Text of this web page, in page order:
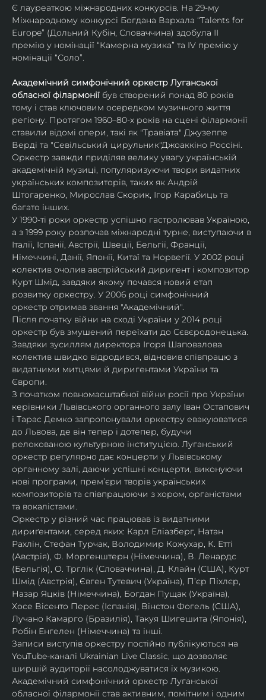
Є лауреаткою міжнародних конкурсів. На 29-му
Міжнародному конкурсі Богдана Вархала “Talents for
Europe” (Дольний Кубін, Словаччина) здобула ІІ
премію у номінації “Камерна музика” та IV премію у
номінації “Соло”.
Академічний симфонічний оркестр Луганської
обласної філармонії був створений понад 80 років
тому і став ключовим осередком музичного життя
регіону. Протягом 1960–80-х років на сцені філармонії
ставили відомі опери, такі як "Травіата" Джузеппе
Верді та "Севільський цирульник"Джоаккіно Россіні.
Оркестр завжди приділяв велику увагу українській
академічній музиці, популяризуючи твори видатних
українських композиторів, таких як Андрій
Штогаренко, Мирослав Скорик, Ігор Карабиць та
багато інших.
У 1990-ті роки оркестр успішно гастролював Україною,
а з 1999 року розпочав міжнародні турне, виступаючи в
Італії, Іспанії, Австрії, Швеції, Бельгії, Франції,
Німеччині, Данії, Японії, Китаї та Норвегії. У 2002 році
колектив очолив австрійський диригент і композитор
Курт Шмід, завдяки якому почався новий етап
розвитку оркестру. У 2006 році симфонічний
оркестр отримав звання "Академічний".
Після початку війни на сході України у 2014 році
оркестр був змушений переїхати до Сєвєродонецька.
Завдяки зусиллям директора Ігоря Шаповалова
колектив швидко відродився, відновив співпрацю з
видатними митцями й диригентами України та
Європи.
З початком повномасштабної війни росії про України
керівники Львівського органного залу Іван Остапович
і Тарас Демко запропонували оркестру евакуюватися
до Львова, де він тепер і дотепер, будучи
релокованою культурною інституцією. Луганський
оркестр регулярно дає концерти у Львівському
органному залі, даючи успішні концерти, виконуючи
нові програми, прем’єри творів українських
композиторів та співпрацюючи з хором, органістами
та вокалістами.
Оркестр у різний час працював із видатними
дириґентами, серед яких: Карл Еліазберг, Натан
Рахлін, Стефан Турчак, Володимир Кожухар, К. Етті
(Австрія), Ф. Моргенштерн (Німеччина), В. Ленардс
(Бельгія), О. Трглік (Словаччина), Д. Клайн (США), Курт
Шмід (Австрія), Євген Тутевич (Україна), П’єр Піхлєр,
Назар Яцків (Німеччина), Богдан Пущак (Україна),
Хосе Вісенто Перес (Іспанія), Вінстон Фогель (США),
Лучано Камарго (Бразилія), Такуя Шигешита (Японія),
Робін Енгелен (Німеччина) та інші.
Записи виступів оркестру постійно публікуються на
YouTube-каналі Ukrainian Live Classic, що дозволяє
ширшій аудиторії насолоджуватися їх музикою​.
Академічний симфонічний оркестр Луганської
обласної філармонії став активним, помітним і одним